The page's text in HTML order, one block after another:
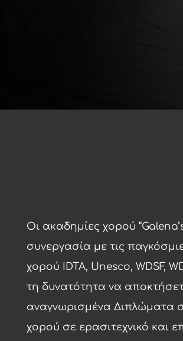
Οι ακαδημίες χορού
συνεργασία με τις
χορού IDTA, Unesco, WDSF,
τη δυνατότητα να
αναγνωρισμένα Διπλώματα
χορού σε ερασιτεχνικό και